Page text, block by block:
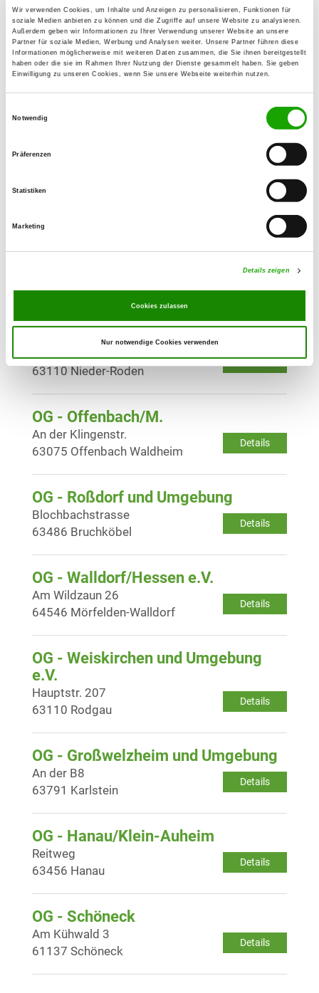
Wir verwenden Cookies, um Inhalte und Anzeigen zu personalisieren, Funktionen für
soziale Medien anbieten zu können und die Zugriffe auf unsere Website zu analysieren.
Außerdem geben wir Informationen zu Ihrer Verwendung unserer Website an unsere
Partner für soziale Medien, Werbung und Analysen weiter. Unsere Partner führen diese
Informationen möglicherweise mit weiteren Daten zusammen, die Sie ihnen bereitgestellt
haben oder die sie im Rahmen Ihrer Nutzung der Dienste gesammelt haben. Sie geben
Einwilligung zu unseren Cookies, wenn Sie unsere Webseite weiterhin nutzen.
Notwendig
Präferenzen
Statistiken
Marketing
Details zeigen
Cookies zulassen
Nur notwendige Cookies verwenden
OG - Maintal
Details
Im Linnen
63477 Maintal-Dörnigheim
OG - Mörfelden e.V.
Details
Am Alten Gerauer Weg 19
Details
Spessartstr. 155
OG - Münster Bez.Dieburg
64839 Münster
OG - Nieder-Roden e.V.
Details
Neckarstraße, Ecke Hörnergraben
63110 Nieder-Roden
OG - Offenbach/M.
Details
An der Klingenstr.
63075 Offenbach Waldheim
OG - Roßdorf und Umgebung
Details
Blochbachstrasse
63486 Bruchköbel
OG - Walldorf/Hessen e.V.
Details
Am Wildzaun 26
64546 Mörfelden-Walldorf
OG - Weiskirchen und Umgebung
e.V.
Details
Hauptstr. 207
63110 Rodgau
OG - Großwelzheim und Umgebung
Details
An der B8
63791 Karlstein
OG - Hanau/Klein-Auheim
Details
Reitweg
63456 Hanau
OG - Schöneck
Details
Am Kühwald 3
61137 Schöneck